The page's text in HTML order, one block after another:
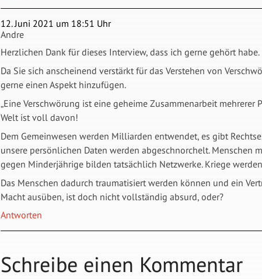
12. Juni 2021 um 18:51 Uhr
Andre
Herzlichen Dank für dieses Interview, dass ich gerne gehört habe.
Da Sie sich anscheinend verstärkt für das Verstehen von
gerne einen Aspekt hinzufügen.
„Eine Verschwörung ist eine geheime Zusammenarbeit mehrerer
Welt ist voll davon!
Dem Gemeinwesen werden Milliarden entwendet, es gibt
unsere persönlichen Daten werden abgeschnorchelt. Menschen
gegen Minderjährige bilden tatsächlich Netzwerke. Kriege
Das Menschen dadurch traumatisiert werden können und ein
Macht ausüben, ist doch nicht vollständig absurd, oder?
Antworten
Schreibe einen Kommentar